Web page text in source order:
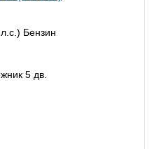
Бензин
5 дв.